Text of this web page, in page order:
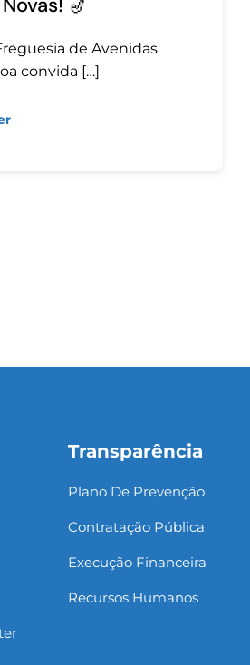
de Avenidas
convida […]
Transparência
Plano De Prevenção
Contratação Pública
Execução Financeira
Recursos Humanos